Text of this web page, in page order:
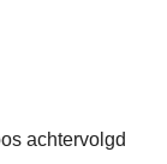
achtervolgd